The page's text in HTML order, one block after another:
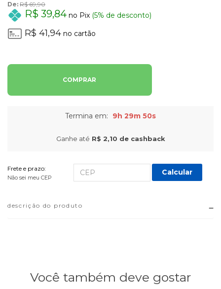
De: R$ 69,90
R$ 39,84 no Pix (5% de desconto)
R$ 41,94 no cartão
COMPRAR
Termina em: 9h 29m 49s
Ganhe até R$ 2,10 de cashback
Frete e prazo:
Não sei meu CEP
Calcular
descrição do produto
Você também deve gostar